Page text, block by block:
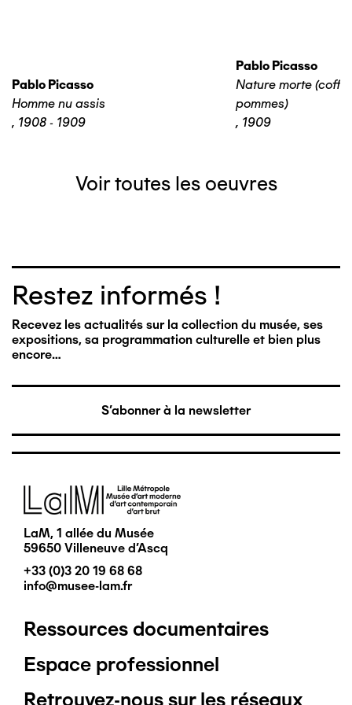
Pablo Picasso
Homme nu assis
, 1908 - 1909
Pablo Picasso
Nature morte
pommes)
, 1909
Voir toutes les oeuvres
Restez informés !
Recevez les actualités sur la collection du musée, ses
expositions, sa programmation culturelle et bien plus
encore…
S'abonner à la newsletter
Image
LaM, 1 allée du Musée
59650 Villeneuve d'Ascq
+33 (0)3 20 19 68 68
info@musee-lam.fr
Pied
de
Ressources documentaires
Espace professionnel
Retrouvez-nous sur les réseaux